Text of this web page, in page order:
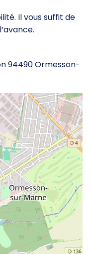
Il vous suffit de
94490 Ormesson-